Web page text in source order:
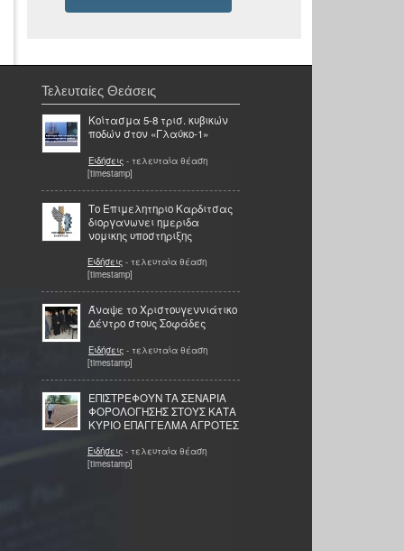
Τελευταίες Θεάσεις
Κοίτασμα 5-8 τρισ. κυβικών
ποδών στον «Γλαύκο-1»
Ειδήσεις - τελευταία θέαση
[timestamp]
Το Επιμελητηριο Καρδιτσας
διοργανωνει ημεριδα
νομικης υποστηριξης
Ειδήσεις - τελευταία θέαση
[timestamp]
Άναψε το Χριστουγεννιάτικο
Δέντρο στους Σοφάδες
Ειδήσεις - τελευταία θέαση
[timestamp]
ΕΠΙΣΤΡΕΦΟΥΝ ΤΑ ΣΕΝΑΡΙΑ
ΦΟΡΟΛΟΓΗΣΗΣ ΣΤΟΥΣ ΚΑΤΑ
ΚΥΡΙΟ ΕΠΑΓΓΕΛΜΑ ΑΓΡΟΤΕΣ
Ειδήσεις - τελευταία θέαση
[timestamp]